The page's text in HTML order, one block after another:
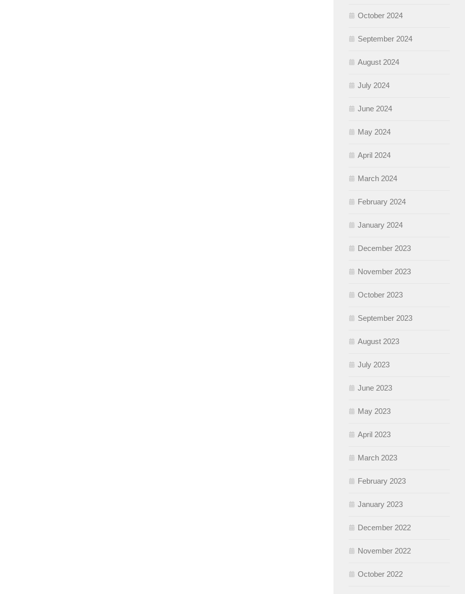
October 2024
September 2024
August 2024
July 2024
June 2024
May 2024
April 2024
March 2024
February 2024
January 2024
December 2023
November 2023
October 2023
September 2023
August 2023
July 2023
June 2023
May 2023
April 2023
March 2023
February 2023
January 2023
December 2022
November 2022
October 2022